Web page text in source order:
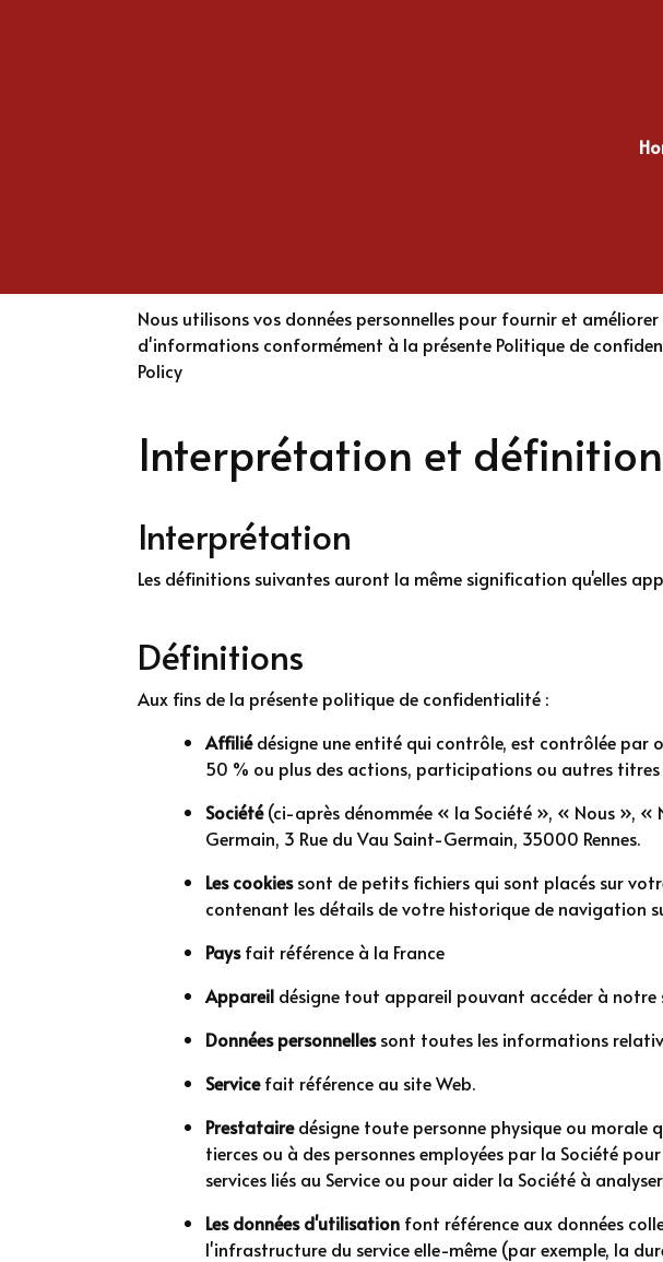
Politique de
Nous utilisons vos données personnelles pour fournir et
d'informations conformément à la présente Politique de
Policy
Interprétation et
Interprétation
Les définitions suivantes auront la même signification qu'elles
Définitions
Aux fins de la présente politique de confidentialité :
Affiliédésigne une entité qui contrôle, est contrôlée par
50 % ou plus des actions, participations ou autres
Société(ci-après dénommée « la Société », « Nous », «
Germain, 3 Rue du Vau Saint-Germain, 35000 Rennes.
Les cookiessont de petits fichiers qui sont placés sur
contenant les détails de votre historique de navigation
Paysfait référence à la France
Appareil désigne tout appareil pouvant accéder à
Données personnellessont toutes les informations
Servicefait référence au site Web.
Prestatairedésigne toute personne physique ou morale
tierces ou à des personnes employées par la Société
services liés au Service ou pour aider la Société à
Les données d'utilisation font référence aux données
l'infrastructure du service elle-même (par exemple, la